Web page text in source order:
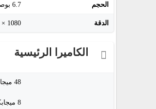
الحجم 6.7 بوصة (~83.0% نسبة الشاشة إلى الجسم)
الدقة 1080 × 2400 بكسل، بنسبة عرض إلى ارتفاع 20:9 (~393 بكسل لكل إنش)
الكاميرا الرئيسية
48 ميجابكسل، f/1.8، بعد بؤري 26 ملم (واسعة)، 1/2.0"، حجم بكسل 0.8µm، ضبط تلقائي للصورة PDAF
8 ميجابكسل، f/2.2، زاوية عريضة 118°